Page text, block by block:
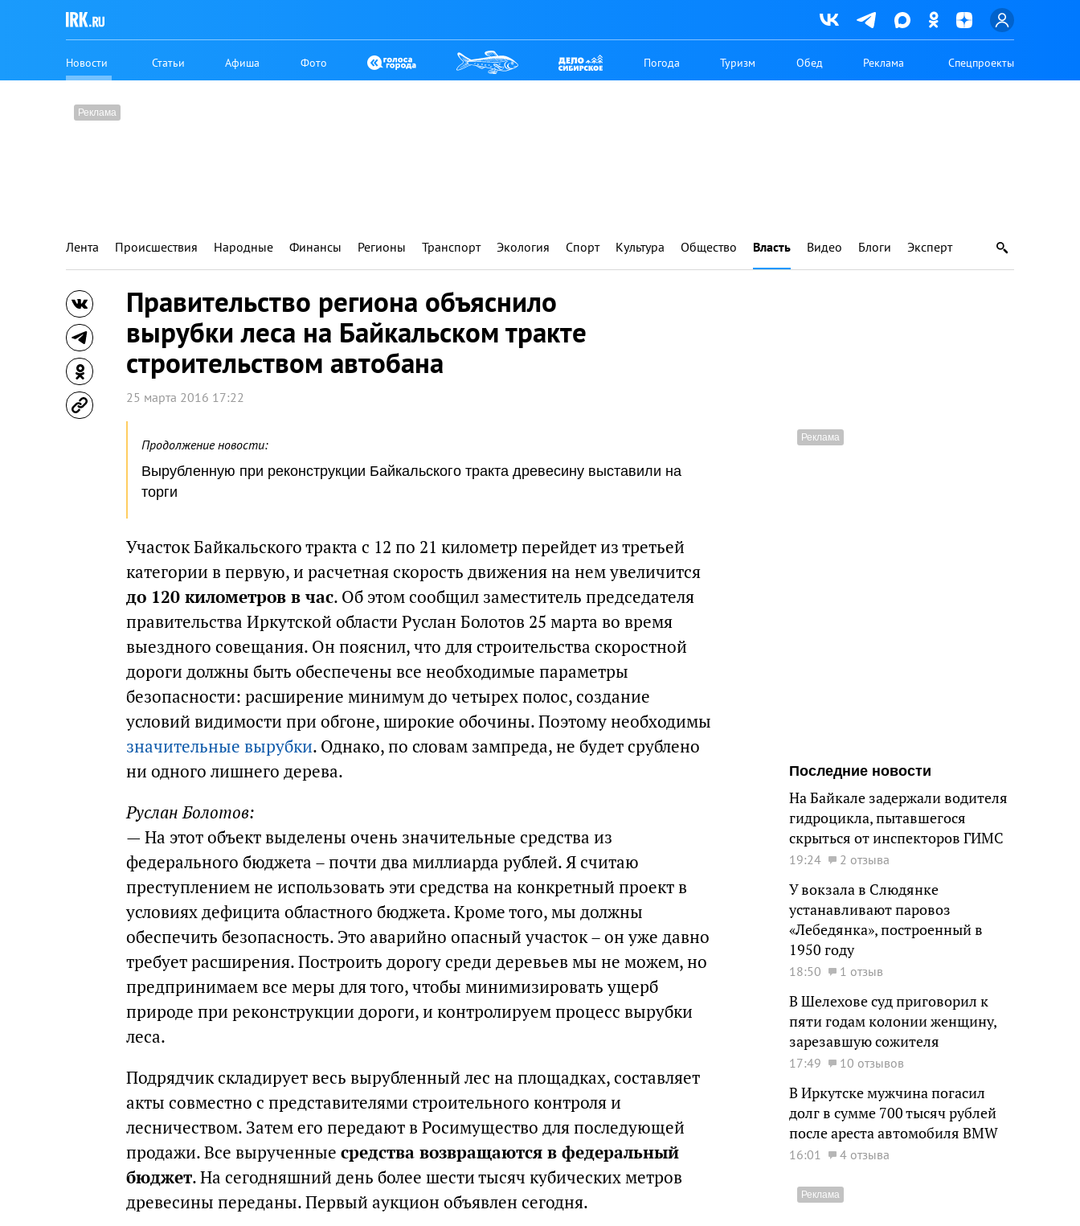
Новости Статьи Афиша Фото Погода Туризм Обед Реклама Спецпроекты
Лента Происшествия Народные Финансы Регионы Транспорт Экология Спорт Культура Общество Власть Видео Блоги Эксперт
Правительство региона объяснило
вырубки леса на Байкальском тракте
строительством автобана
25 марта 2016 17:22
Продолжение новости:
Вырубленную при реконструкции Байкальского тракта древесину выставили на
торги
Участок Байкальского тракта с 12 по 21 километр перейдет из третьей
категории в первую, и расчетная скорость движения на нем увеличится
до 120 километров в час. Об этом сообщил заместитель председателя
правительства Иркутской области Руслан Болотов 25 марта во время
выездного совещания. Он пояснил, что для строительства скоростной
дороги должны быть обеспечены все необходимые параметры
безопасности: расширение минимум до четырех полос, создание
условий видимости при обгоне, широкие обочины. Поэтому необходимы
значительные вырубки. Однако, по словам зампреда, не будет срублено
ни одного лишнего дерева.
Руслан Болотов:
— На этот объект выделены очень значительные средства из
федерального бюджета – почти два миллиарда рублей. Я считаю
преступлением не использовать эти средства на конкретный проект в
условиях дефицита областного бюджета. Кроме того, мы должны
обеспечить безопасность. Это аварийно опасный участок – он уже давно
требует расширения. Построить дорогу среди деревьев мы не можем, но
предпринимаем все меры для того, чтобы минимизировать ущерб
природе при реконструкции дороги, и контролируем процесс вырубки
леса.
Подрядчик складирует весь вырубленный лес на площадках, составляет
акты совместно с представителями строительного контроля и
лесничеством. Затем его передают в Росимущество для последующей
продажи. Все вырученные средства возвращаются в федеральный
бюджет. На сегодняшний день более шести тысяч кубических метров
древесины переданы. Первый аукцион объявлен сегодня.
Последние новости
На Байкале задержали водителя
гидроцикла, пытавшегося
скрыться от инспекторов ГИМС
19:24 2 отзыва
У вокзала в Слюдянке
устанавливают паровоз
«Лебедянка», построенный в
1950 году
18:50 1 отзыв
В Шелехове суд приговорил к
пяти годам колонии женщину,
зарезавшую сожителя
17:49 10 отзывов
В Иркутске мужчина погасил
долг в сумме 700 тысяч рублей
после ареста автомобиля BMW
16:01 4 отзыва